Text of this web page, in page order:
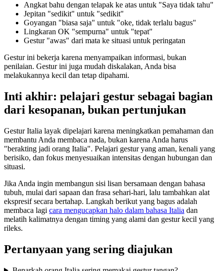
Angkat bahu dengan telapak ke atas untuk "Saya tidak tahu"
Jepitan "sedikit" untuk "sedikit"
Goyangan "biasa saja" untuk "oke, tidak terlalu bagus"
Lingkaran OK "sempurna" untuk "tepat"
Gestur "awas" dari mata ke situasi untuk peringatan
Gestur ini bekerja karena menyampaikan informasi, bukan
penilaian. Gestur ini juga mudah diskalakan, Anda bisa
melakukannya kecil dan tetap dipahami.
Inti akhir: pelajari gestur sebagai bagian
dari kesopanan, bukan pertunjukan
Gestur Italia layak dipelajari karena meningkatkan pemahaman dan
membantu Anda membaca nada, bukan karena Anda harus
"berakting jadi orang Italia". Pelajari gestur yang aman, kenali yang
berisiko, dan fokus menyesuaikan intensitas dengan hubungan dan
situasi.
Jika Anda ingin membangun sisi lisan bersamaan dengan bahasa
tubuh, mulai dari sapaan dan frasa sehari-hari, lalu tambahkan alat
ekspresif secara bertahap. Langkah berikut yang bagus adalah
membaca lagi cara mengucapkan halo dalam bahasa Italia dan
melatih kalimatnya dengan timing yang alami dan gestur kecil yang
rileks.
Pertanyaan yang sering diajukan